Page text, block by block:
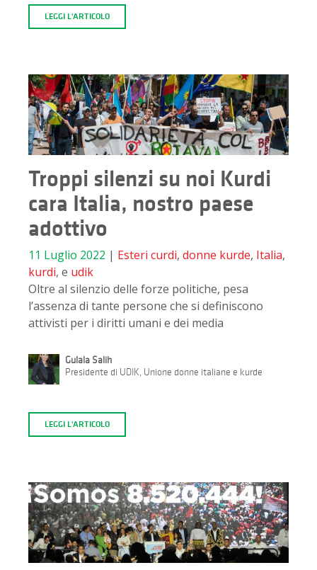
LEGGI L'ARTICOLO
Troppi silenzi su noi Kurdi
cara Italia, nostro paese
adottivo
11 Luglio 2022 | Esteri curdi, donne kurde, Italia,
kurdi, e udik
Oltre al silenzio delle forze politiche, pesa
l’assenza di tante persone che si definiscono
attivisti per i diritti umani e dei media
Gulala Salih
Presidente di UDIK, Unione donne italiane e kurde
LEGGI L'ARTICOLO